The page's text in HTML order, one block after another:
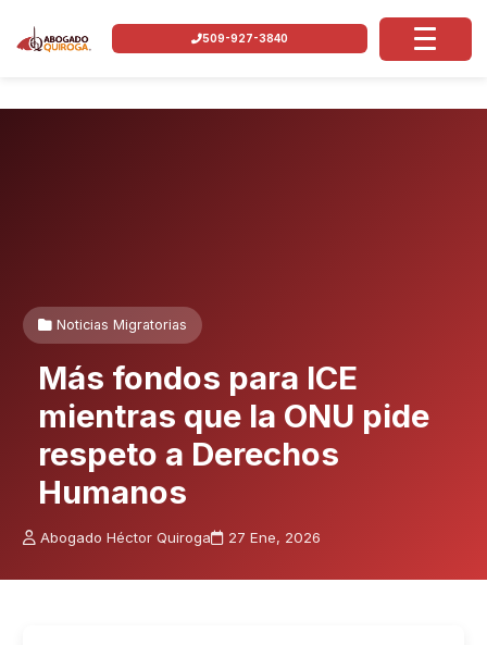
509-927-3840
Noticias Migratorias
Más fondos para ICE
mientras que la ONU pide
respeto a Derechos
Humanos
Abogado Héctor Quiroga 27 Ene, 2026